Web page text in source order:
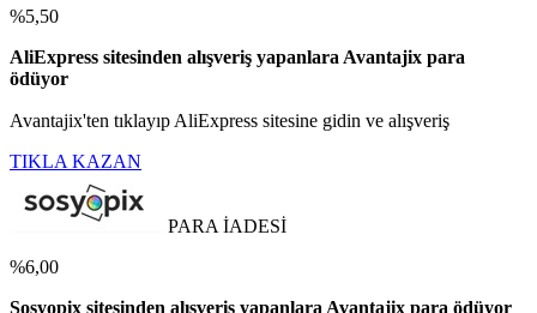
%5,50
AliExpress sitesinden alışveriş yapanlara Avantajix para
ödüyor
Avantajix'ten tıklayıp AliExpress sitesine gidin ve alışveriş
TIKLA KAZAN
PARA İADESİ
%6,00
Sosyopix sitesinden alışveriş yapanlara Avantajix para ödüyor